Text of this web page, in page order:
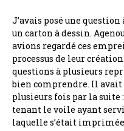
J’avais posé une
un carton à dessin.
avions regardé ces
processus de leur
questions à plusieurs
bien comprendre. Il avait
plusieurs fois par la suite
tenant le voile ayant
laquelle s’était imprimée